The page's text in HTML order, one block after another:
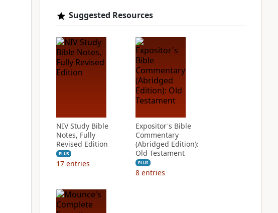
Suggested Resources
NIV Study Bible
Notes, Fully
Revised Edition
PLUS
17 entries
Expositor's Bible
Commentary
(Abridged Edition):
Old Testament
PLUS
8 entries